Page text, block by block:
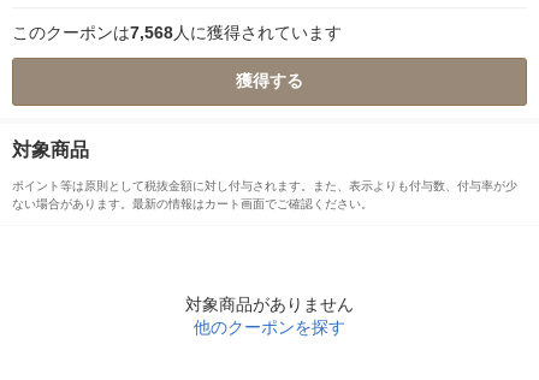
このクーポンは7,568人に獲得されています
獲得する
対象商品
ポイント等は原則として税抜金額に対し付与されます。また、表示よりも付与数、付与率が少
ない場合があります。最新の情報はカート画面でご確認ください。
対象商品がありません
他のクーポンを探す